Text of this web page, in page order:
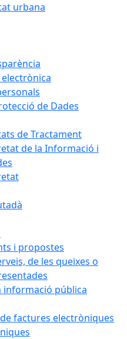
urbana
de Dades
de Tractament
de la Informació i
i propostes
de les queixes o
informació pública
factures electròniques